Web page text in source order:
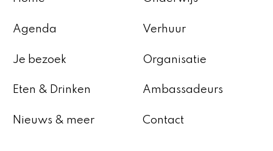
Agenda
Je bezoek
Eten & Drinken
Nieuws & meer
Verhuur
Organisatie
Ambassadeurs
Contact